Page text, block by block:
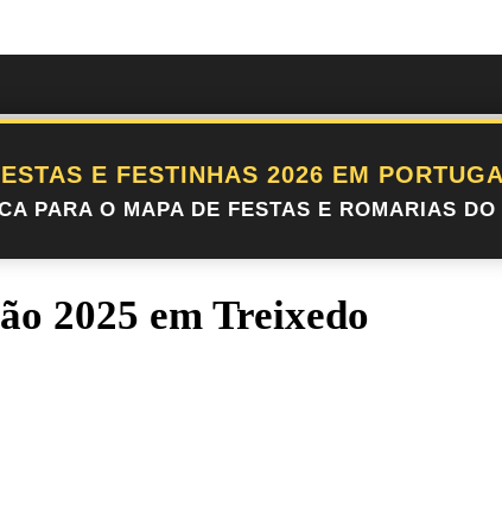
E FESTINHAS 2026 EM
PARA O MAPA DE FESTAS E ROMARIAS DO
2025 em Treixedo